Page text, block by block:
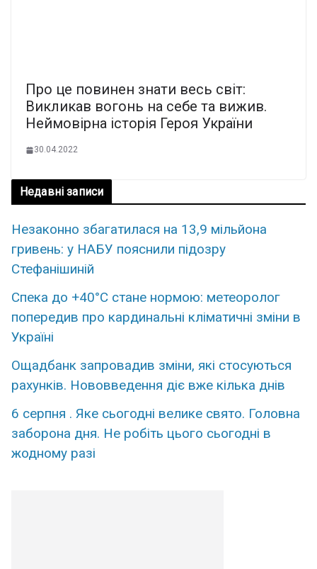
Про це повинен знати весь світ:
Викликав вогонь на себе та вижив.
Неймовірна історія Героя України
30.04.2022
Недавні записи
Незаконно збагатилася на 13,9 мільйона
гривень: у НАБУ пояснили підозру
Стефанішиній
Спека до +40°C стане нормою: метеоролог
попередив про кардинальні кліматичні зміни в
Україні
Ощадбанк запровадив зміни, які стосуються
рахунків. Нововведення діє вже кілька днів
6 серпня . Яке сьогодні велике свято. Головна
заборона дня. Не робіть цього сьогодні в
жодному разі